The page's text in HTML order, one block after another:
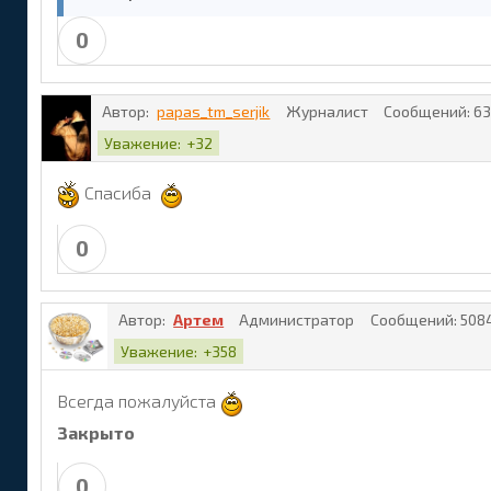
0
Автор: papas_tm_serjik Журналист Сообщений:
Уважение: +32
Спасиба
0
Автор: Артем Администратор Сообщений:
Уважение: +358
Всегда пожалуйста
Закрыто
0